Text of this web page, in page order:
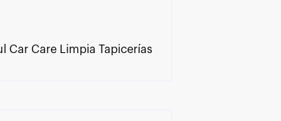
Car Care Limpia Tapicerías